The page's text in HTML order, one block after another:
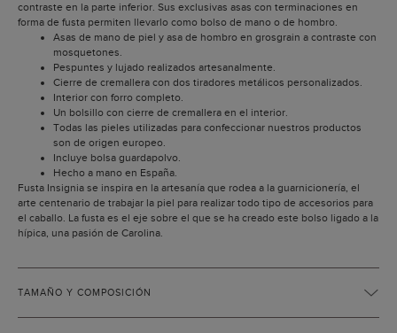
contraste en la parte inferior. Sus exclusivas asas con terminaciones en
forma de fusta permiten llevarlo como bolso de mano o de hombro.
Asas de mano de piel y asa de hombro en grosgrain a contraste con
mosquetones.
Pespuntes y lujado realizados artesanalmente.
Cierre de cremallera con dos tiradores metálicos personalizados.
Interior con forro completo.
Un bolsillo con cierre de cremallera en el interior.
Todas las pieles utilizadas para confeccionar nuestros productos
son de origen europeo.
Incluye bolsa guardapolvo.
Hecho a mano en España.
Fusta Insignia se inspira en la artesanía que rodea a la guarnicionería, el
arte centenario de trabajar la piel para realizar todo tipo de accesorios para
el caballo. La fusta es el eje sobre el que se ha creado este bolso ligado a la
hípica, una pasión de Carolina.
TAMAÑO Y COMPOSICIÓN